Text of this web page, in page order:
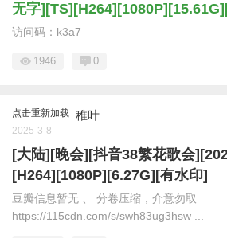
无字
访问码：k3a7
1946 0
点击重新加载 稚叶
2025-3-8
[大陆][晚会][抖音38繁花歌会
[H264][1080P][6.27G][有水印]
豆瓣信息暂无 、 分卷压缩，介意勿取
https://115cdn.com/s/swh83ug3hsw ...